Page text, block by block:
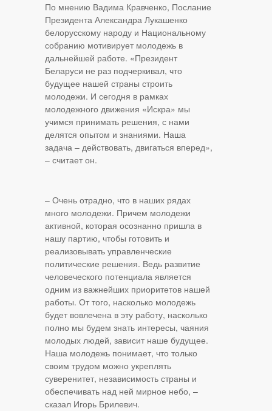
По мнению Вадима Кравченко, Послание
Президента Александра Лукашенко
белорусскому народу и Национальному
собранию мотивирует молодежь в
дальнейшей работе. «Президент
Беларуси не раз подчеркивал, что
будущее нашей страны строить
молодежи. И сегодня в рамках
молодежного движения «Искра» мы
учимся принимать решения, с нами
делятся опытом и знаниями. Наша
задача – действовать, двигаться вперед»,
– считает он.
– Очень отрадно, что в наших рядах
много молодежи. Причем молодежи
активной, которая осознанно пришла в
нашу партию, чтобы готовить и
реализовывать управленческие
политические решения. Ведь развитие
человеческого потенциала является
одним из важнейших приоритетов нашей
работы. От того, насколько молодежь
будет вовлечена в эту работу, насколько
полно мы будем знать интересы, чаяния
молодых людей, зависит наше будущее.
Наша молодежь понимает, что только
своим трудом можно укреплять
суверенитет, независимость страны и
обеспечивать над ней мирное небо, –
сказал Игорь Брилевич.